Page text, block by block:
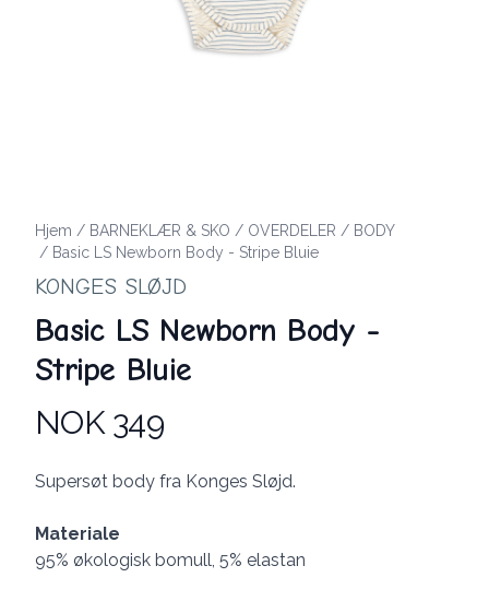
Hjem / BARNEKLÆR & SKO / OVERDELER / BODY
/ Basic LS Newborn Body - Stripe Bluie
KONGES SLØJD
Basic LS Newborn Body -
Stripe Bluie
Produktdetaljer
NOK 349
Description
Supersøt body fra Konges Sløjd.
Materiale
95% økologisk bomull, 5% elastan